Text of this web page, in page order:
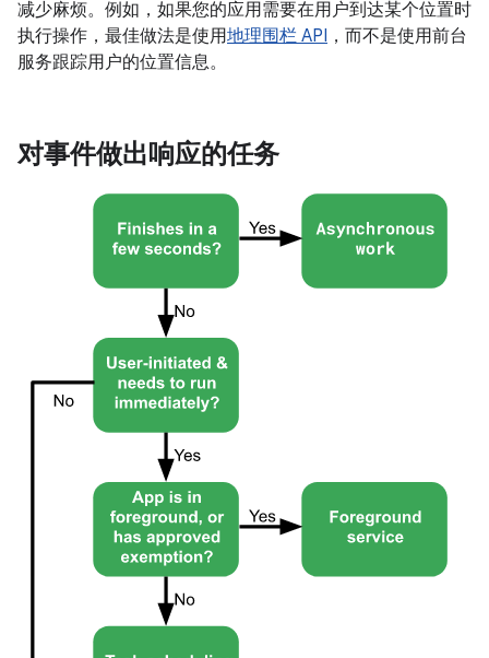
减少麻烦。例如，如果您的应用需要在用户到达某个位置时
执行操作，最佳做法是使用地理围栏 API ，而不是使用前台
服务跟踪用户的位置信息。
对事件做出响应的任务